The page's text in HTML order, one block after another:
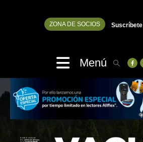
ZONA DE SOCIOS Suscríbete
Menú